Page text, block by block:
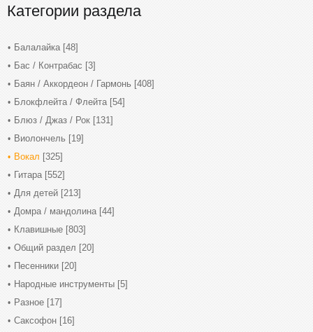
Категории раздела
Балалайка [48]
Бас / Контрабас [3]
Баян / Аккордеон / Гармонь [408]
Блокфлейта / Флейта [54]
Блюз / Джаз / Рок [131]
Виолончель [19]
Вокал [325]
Гитара [552]
Для детей [213]
Домра / мандолина [44]
Клавишные [803]
Общий раздел [20]
Песенники [20]
Народные инструменты [5]
Разное [17]
Саксофон [16]